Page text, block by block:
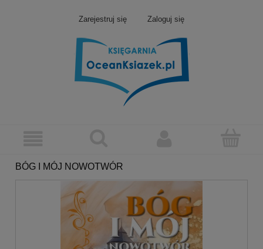
Zarejestruj się Zaloguj się
BÓG I MÓJ NOWOTWÓR